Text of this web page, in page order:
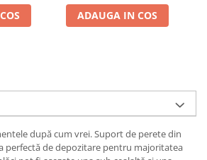
gaurit
ADAUGA IN COS
după cum vrei. Suport de perete din
perfectă de depozitare pentru majoritatea